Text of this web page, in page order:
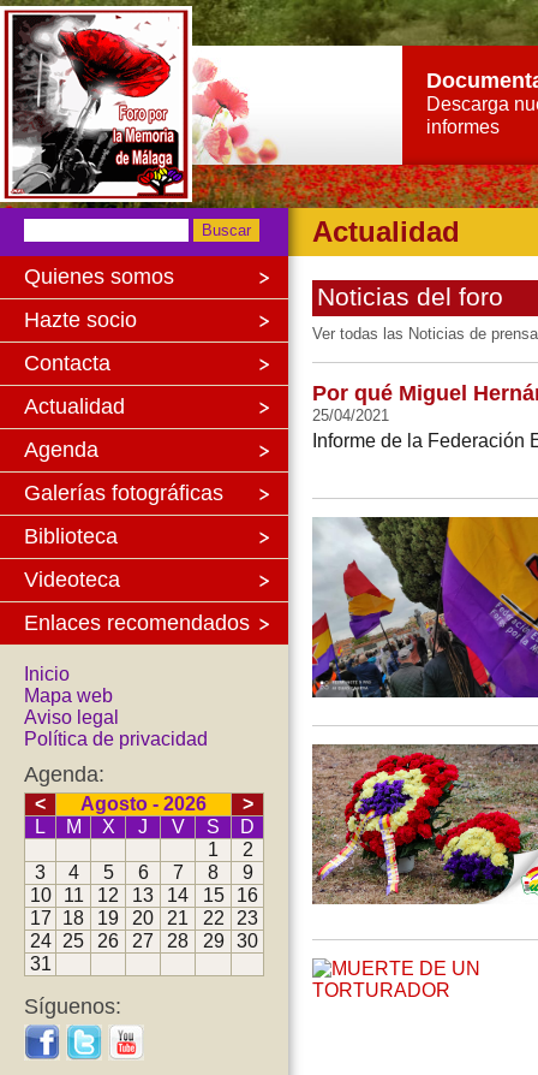
Descarga
informes
Quienes somos
Hazte socio
Contacta
Actualidad
Agenda
Galerías fotográficas
Biblioteca
Videoteca
Enlaces recomendados
Inicio
Mapa web
Aviso legal
Política de privacidad
Agenda:
< Agosto - 2026
>
L
M X J V S
D
1
2
3
4 5 6 7 8
9
10
11 12 13 14 15
16
17
18 19 20 21 22
23
24
25 26 27 28 29
30
31
Síguenos:
Actualidad
Noticias del foro
Ver todas las Noticias de prensa
Por qué Miguel
25/04/2021
Informe de la Federación